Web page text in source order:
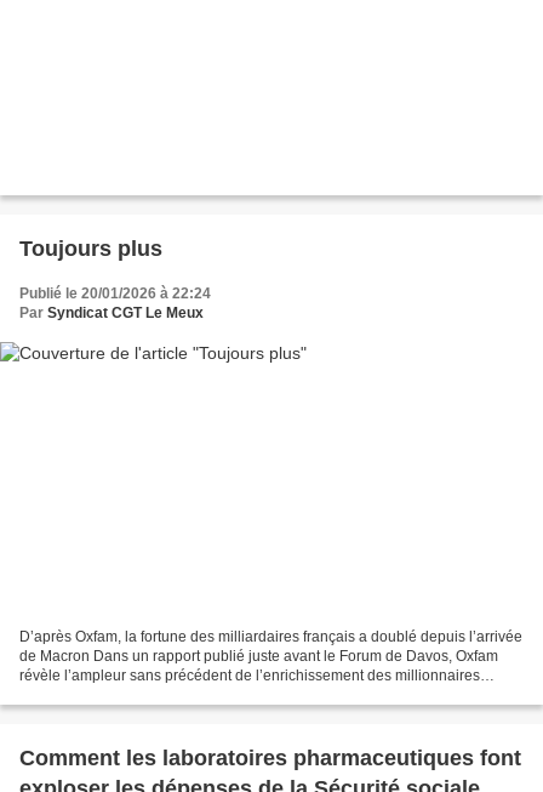
Toujours plus
Publié le 20/01/2026 à 22:24
Par Syndicat CGT Le Meux
D’après Oxfam, la fortune des milliardaires français a doublé depuis l’arrivée
de Macron Dans un rapport publié juste avant le Forum de Davos, Oxfam
révèle l’ampleur sans précédent de l’enrichissement des millionnaires
Comment les laboratoires pharmaceutiques font